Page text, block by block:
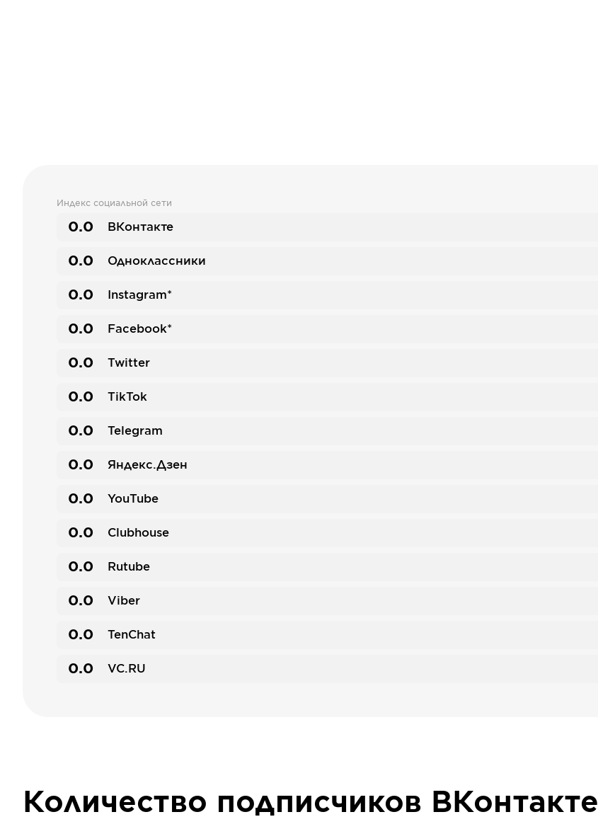
Индекс социальной сети
0.0 ВКонтакте
0.0 Одноклассники
0.0 Instagram*
0.0 Facebook*
0.0 Twitter
0.0 TikTok
0.0 Telegram
0.0 Яндекс.Дзен
0.0 YouTube
0.0 Clubhouse
0.0 Rutube
0.0 Viber
0.0 TenChat
0.0 VC.RU
Количество подписчиков ВКонтакте